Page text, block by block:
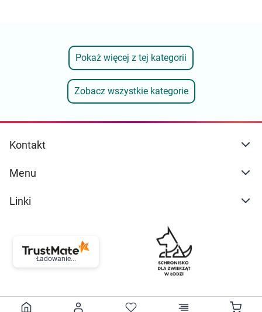
Zobacz wszystkie kategorie
Pokaż więcej z tej kategorii
Kontakt
Menu
Linki
Ładowanie...